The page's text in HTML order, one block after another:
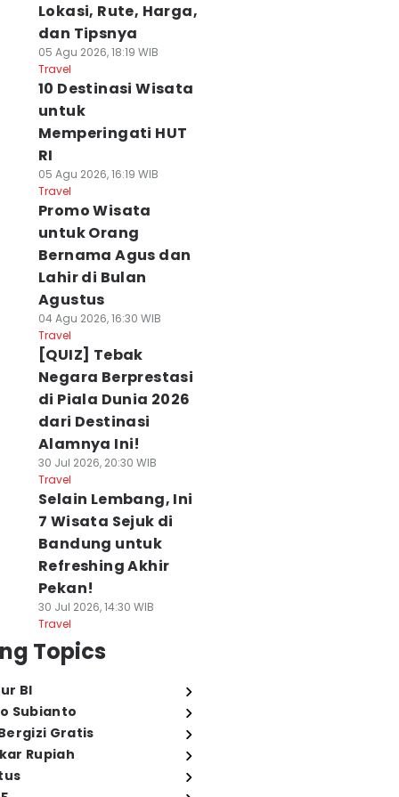
Lokasi, Rute, Harga,
dan Tipsnya
05 Agu 2026, 18:19 WIB
Travel
10 Destinasi Wisata
untuk
Memperingati HUT
RI
05 Agu 2026, 16:19 WIB
Travel
Promo Wisata
untuk Orang
Bernama Agus dan
Lahir di Bulan
Agustus
04 Agu 2026, 16:30 WIB
Travel
[QUIZ] Tebak
Negara Berprestasi
di Piala Dunia 2026
dari Destinasi
Alamnya Ini!
30 Jul 2026, 20:30 WIB
Travel
Selain Lembang, Ini
7 Wisata Sejuk di
Bandung untuk
Refreshing Akhir
Pekan!
30 Jul 2026, 14:30 WIB
Travel
Topics
BI
Subianto
Gratis
Rupiah